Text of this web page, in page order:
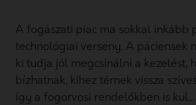
A fogászati piac ma sokkal inkább
technológiai verseny. A páciensek
ki tudja jól megcsinálni a kezelést,
bízhatnak, kihez térnek vissza
így a fogorvosi rendelőkben is kul...